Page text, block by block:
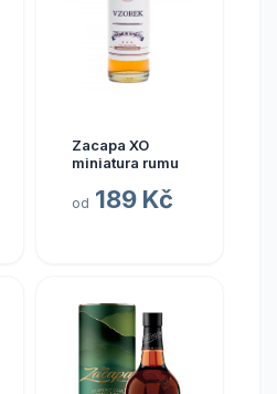
Zacapa XO
miniatura rumu
od 189 Kč